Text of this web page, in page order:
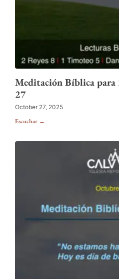
Meditación Bíblica para
27
October 27, 2025
Escuchar →